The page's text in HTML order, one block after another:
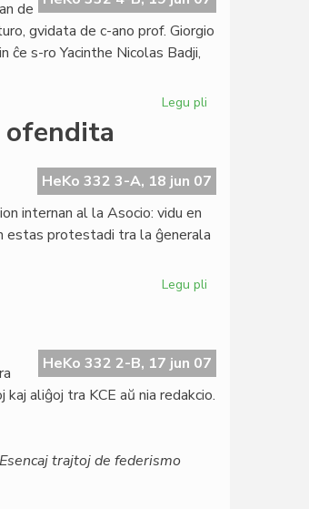
de
gvidata de c-ano prof. Giorgio
ĉe s-ro Yacinthe Nicolas Badji,
Legu pli
en
Dakaro
ofendita
HeKo 332 3-A, 18 jun 07
internan al la Asocio: vidu en
estas protestadi tra la ĝenerala
Legu pli
ludo
fermita,
kroato
HeKo 332 2-B, 17 jun 07
aliĝoj tra KCE aŭ nia redakcio.
Esencaj trajtoj de federismo